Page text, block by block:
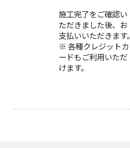
施工完了をご確認い
ただきました後、お
支払いいただきます。
※ 各種クレジットカ
ードもご利用いただ
けます。